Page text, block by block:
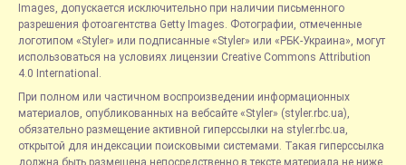
Images, допускается исключительно при наличии письменного
разрешения фотоагентства Getty Images. Фотографии, отмеченные
логотипом «Styler» или подписанные «Styler» или «РБК-Украина», могут
использоваться на условиях лицензии Creative Commons Attribution
4.0 International.
При полном или частичном воспроизведении информационных
материалов, опубликованных на вебсайте «Styler» (styler.rbc.ua),
обязательно размещение активной гиперссылки на styler.rbc.ua,
открытой для индексации поисковыми системами. Такая гиперссылка